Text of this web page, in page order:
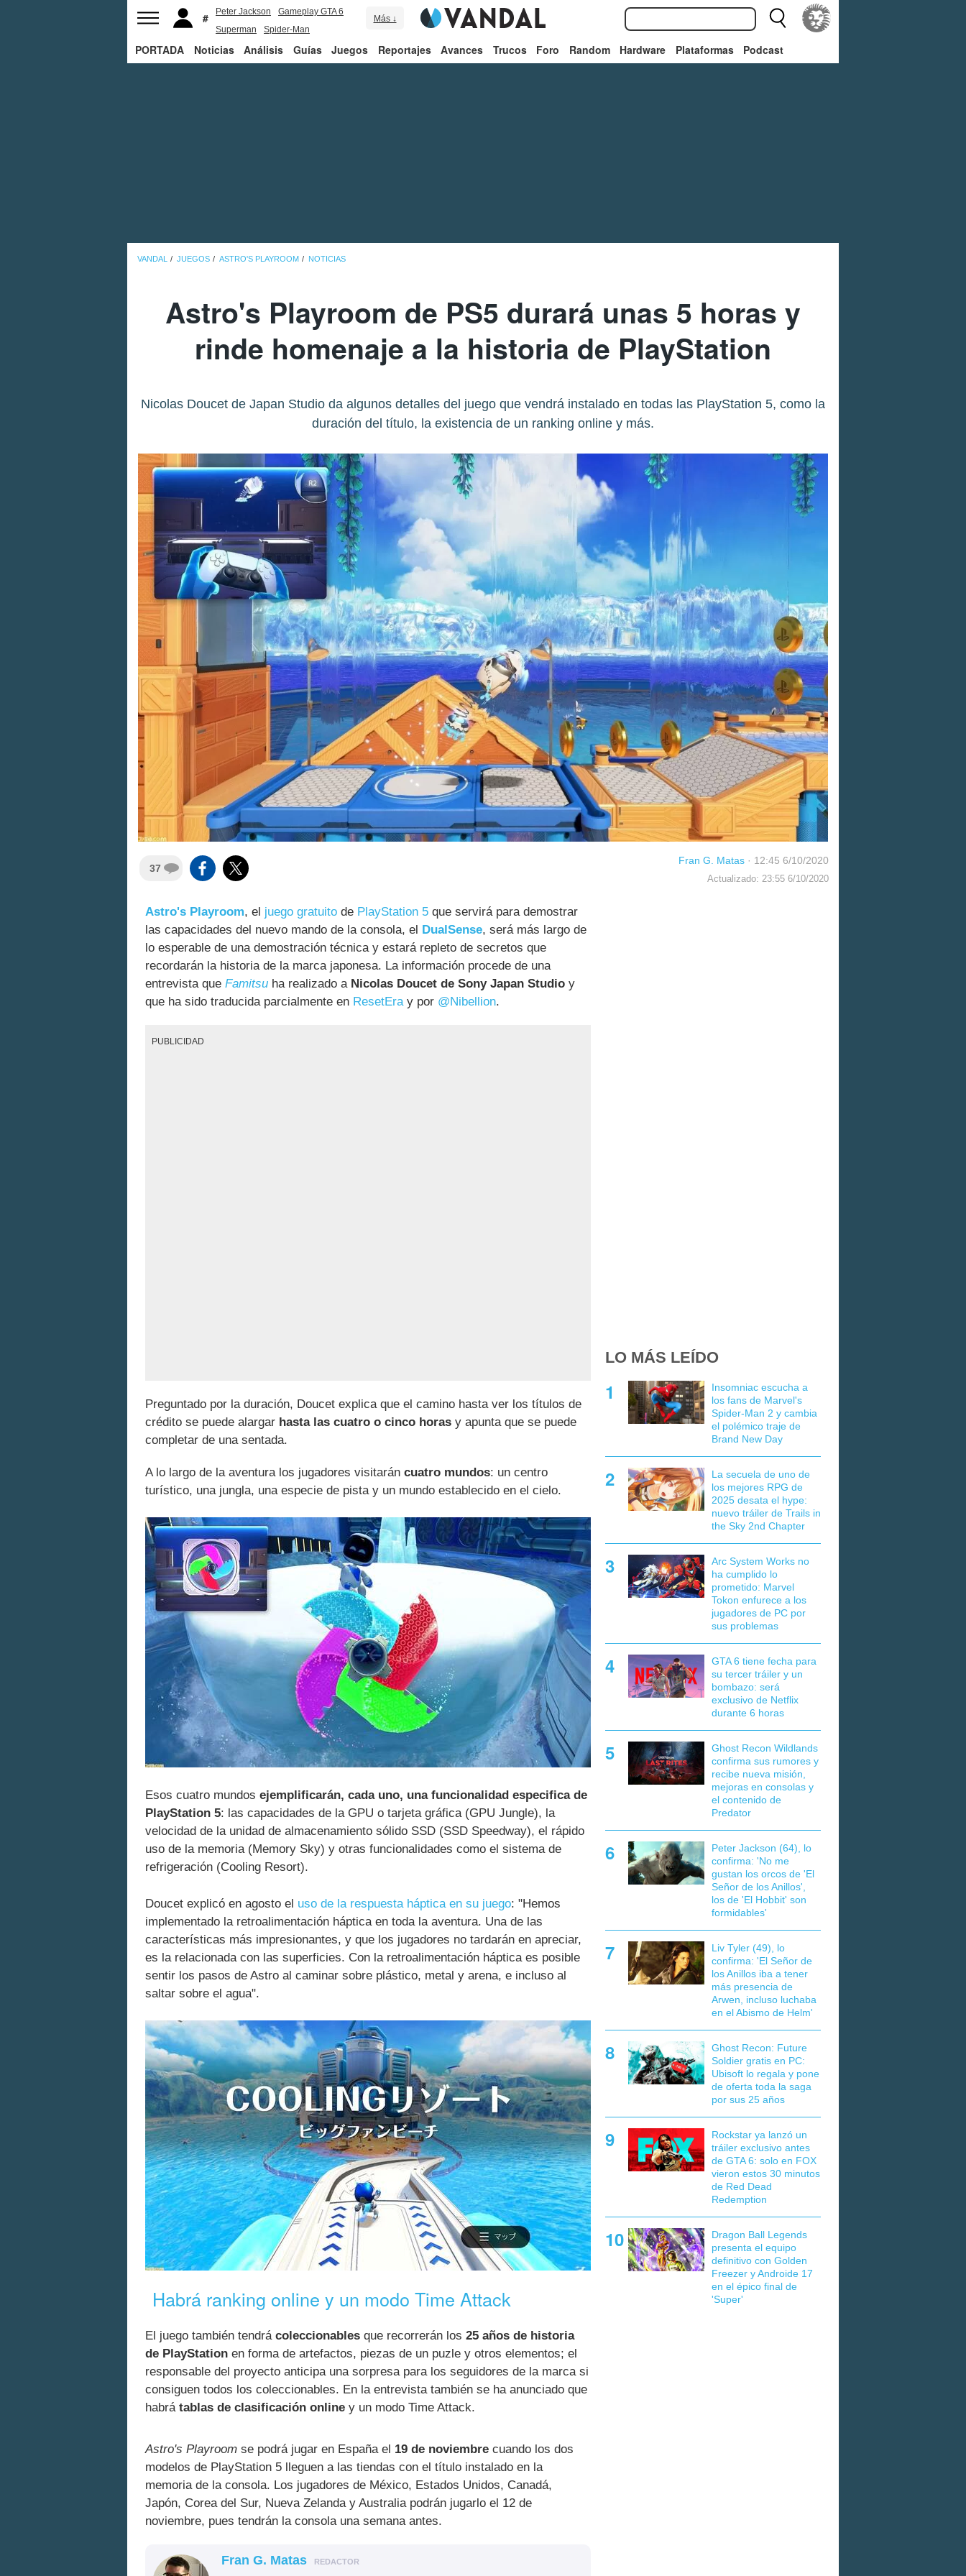
Peter Jackson
Gameplay GTA 6
Superman
Spider-Man
Más ↓
PORTADA Noticias Análisis Guías Juegos Reportajes Avances Trucos Foro Random Hardware Plataformas Podcast
VANDAL JUEGOS ASTRO'S PLAYROOM NOTICIAS
Astro's Playroom de PS5 durará unas 5 horas y
rinde homenaje a la historia de PlayStation
Nicolas Doucet de Japan Studio da algunos detalles del juego que vendrá instalado en todas las PlayStation 5, como la
duración del título, la existencia de un ranking online y más.
37
Fran G. Matas · 12:45 6/10/2020
Actualizado: 23:55 6/10/2020
Astro's Playroom, el juego gratuito de PlayStation 5 que servirá para demostrar
las capacidades del nuevo mando de la consola, el
DualSense, será más largo de
lo esperable de una demostración técnica y estará repleto de secretos que
recordarán la historia de la marca japonesa. La información procede de una
entrevista que Famitsu ha realizado a Nicolas Doucet de Sony Japan Studio y
que ha sido traducida parcialmente en ResetEray por @Nibellion.
PUBLICIDAD
Preguntado por la duración, Doucet explica que el camino hasta ver los títulos de
crédito se puede alargar hasta las cuatro o cinco horas y apunta que se puede
completar de una sentada.
A lo largo de la aventura los jugadores visitarán cuatro mundos: un centro
turístico, una jungla, una especie de pista y un mundo establecido en el cielo.
Esos cuatro mundos ejemplificarán, cada uno, una funcionalidad especifica de
PlayStation 5: las capacidades de la GPU o tarjeta gráfica (GPU Jungle), la
velocidad de la unidad de almacenamiento sólido SSD (SSD Speedway), el rápido
uso de la memoria (Memory Sky) y otras funcionalidades como el sistema de
refrigeración (Cooling Resort).
Doucet explicó en agosto el uso de la respuesta háptica en su juego: "Hemos
implementado la retroalimentación háptica en toda la aventura. Una de las
características más impresionantes, y que los jugadores no tardarán en apreciar,
es la relacionada con las superficies. Con la retroalimentación háptica es posible
sentir los pasos de Astro al caminar sobre plástico, metal y arena, e incluso al
saltar sobre el agua".
Habrá ranking online y un modo Time Attack
El juego también tendrá coleccionables que recorrerán los 25 años de historia
de PlayStation en forma de artefactos, piezas de un puzle y otros elementos; el
responsable del proyecto anticipa una sorpresa para los seguidores de la marca si
consiguen todos los coleccionables. En la entrevista también se ha anunciado que
habrá tablas de clasificación online y un modo Time Attack.
Astro's Playroom se podrá jugar en España el 19 de noviembre cuando los dos
modelos de PlayStation 5 lleguen a las tiendas con el título instalado en la
memoria de la consola. Los jugadores de México, Estados Unidos, Canadá,
Japón, Corea del Sur, Nueva Zelanda y Australia podrán jugarlo el 12 de
noviembre, pues tendrán la consola una semana antes.
Fran G. Matas REDACTOR
LO MÁS LEÍDO
Insomniac escucha a
los fans de Marvel's
Spider-Man 2 y cambia
el polémico traje de
Brand New Day
La secuela de uno de
los mejores RPG de
2025 desata el hype:
nuevo tráiler de Trails in
the Sky 2nd Chapter
Arc System Works no
ha cumplido lo
prometido: Marvel
Tokon enfurece a los
jugadores de PC por
sus problemas
GTA 6 tiene fecha para
su tercer tráiler y un
bombazo: será
exclusivo de Netflix
durante 6 horas
Ghost Recon Wildlands
confirma sus rumores y
recibe nueva misión,
mejoras en consolas y
el contenido de
Predator
Peter Jackson (64), lo
confirma: 'No me
gustan los orcos de 'El
Señor de los Anillos',
los de 'El Hobbit' son
formidables'
Liv Tyler (49), lo
confirma: 'El Señor de
los Anillos iba a tener
más presencia de
Arwen, incluso luchaba
en el Abismo de Helm'
Ghost Recon: Future
Soldier gratis en PC:
Ubisoft lo regala y pone
de oferta toda la saga
por sus 25 años
Rockstar ya lanzó un
tráiler exclusivo antes
de GTA 6: solo en FOX
vieron estos 30 minutos
de Red Dead
Redemption
Dragon Ball Legends
presenta el equipo
definitivo con Golden
Freezer y Androide 17
en el épico final de
'Super'